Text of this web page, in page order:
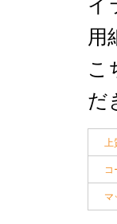
イ
用
こ
だ
上
コ
マ